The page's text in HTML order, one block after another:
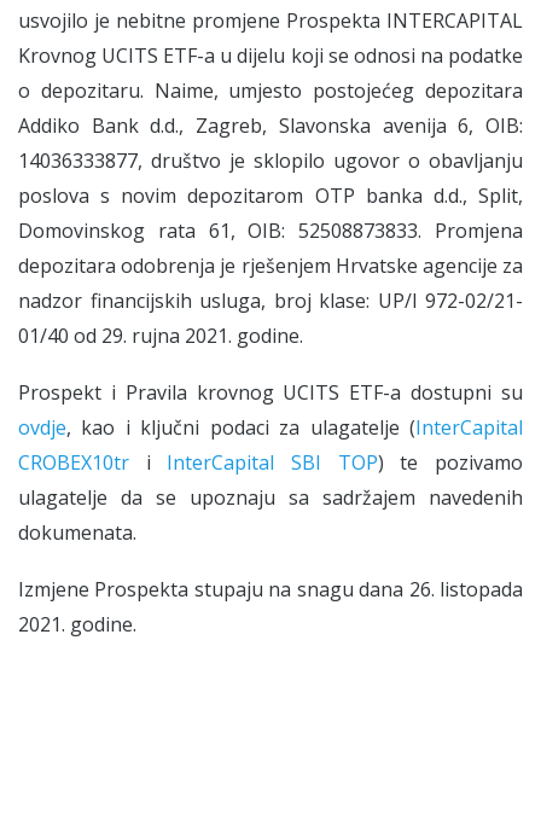
usvojilo je nebitne promjene Prospekta INTERCAPITAL
Krovnog UCITS ETF-a u dijelu koji se odnosi na podatke
o depozitaru. Naime, umjesto postojećeg depozitara
Addiko Bank d.d., Zagreb, Slavonska avenija 6, OIB:
14036333877, društvo je sklopilo ugovor o obavljanju
poslova s novim depozitarom OTP banka d.d., Split,
Domovinskog rata 61, OIB: 52508873833. Promjena
depozitara odobrenja je rješenjem Hrvatske agencije za
nadzor financijskih usluga, broj klase: UP/I 972-02/21-
01/40 od 29. rujna 2021. godine.
Prospekt i Pravila krovnog UCITS ETF-a dostupni su
ovdje, kao i ključni podaci za ulagatelje (InterCapital
CROBEX10tr i InterCapital SBI TOP) te pozivamo
ulagatelje da se upoznaju sa sadržajem navedenih
dokumenata.
Izmjene Prospekta stupaju na snagu dana 26. listopada
2021. godine.